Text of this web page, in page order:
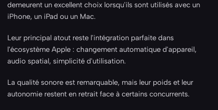
demeurent un excellent choix lorsqu'ils sont utilisés avec un
iPhone, un iPad ou un Mac.
Leur principal atout reste l'intégration parfaite dans
l'écosystème Apple : changement automatique d'appareil,
audio spatial, simplicité d'utilisation.
La qualité sonore est remarquable, mais leur poids et leur
autonomie restent en retrait face à certains concurrents.